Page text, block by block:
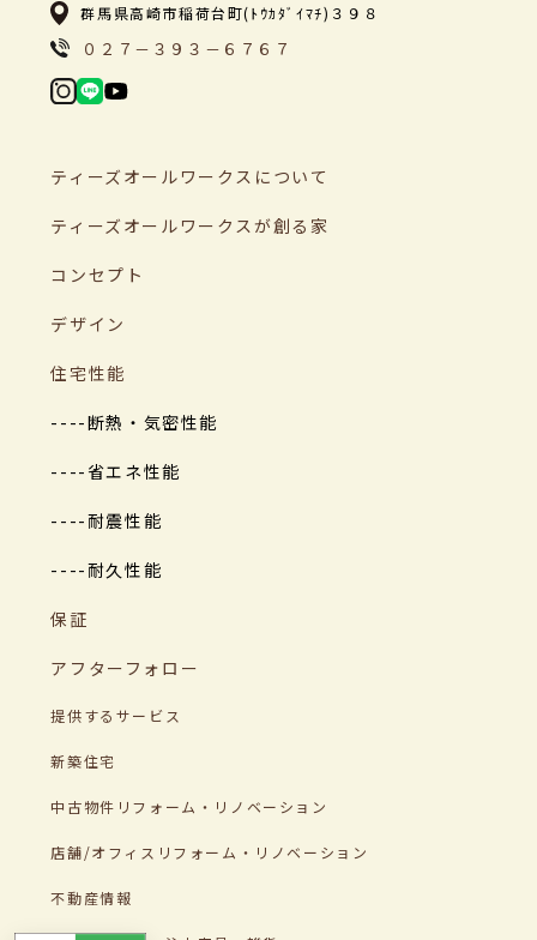
群馬県高崎市稲荷台町(ﾄｳｶﾀﾞｲﾏﾁ)３９８
０２７－３９３－６７６７
ティーズオールワークスについて
ティーズオールワークスが創る家
コンセプト
デザイン
住宅性能
----断熱・気密性能
----省エネ性能
----耐震性能
----耐久性能
保証
アフターフォロー
提供するサービス
新築住宅
中古物件リフォーム・リノベーション
店舗/オフィスリフォーム・リノベーション
不動産情報